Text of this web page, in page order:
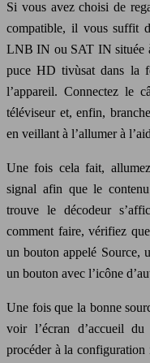
Si vous avez choisi de
compatible, il vous suffit
LNB IN ou SAT IN située
puce HD tivùsat dans la
l’appareil. Connectez le
téléviseur et, enfin,
en veillant à l’allumer à
Une fois cela fait,
signal afin que le
trouve le décodeur
comment faire, vérifiez
un bouton appelé Source,
un bouton avec l’icône
Une fois que la bonne
voir l’écran d’accueil
procéder à la